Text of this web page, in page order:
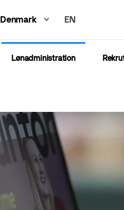
Denmark EN
Lønadministration